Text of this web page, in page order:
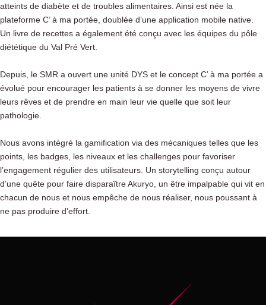
atteints de diabète et de troubles alimentaires. Ainsi est née la
plateforme C’ à ma portée, doublée d’une application mobile native.
Un livre de recettes a également été conçu avec les équipes du pôle
diététique du Val Pré Vert.
Depuis, le SMR a ouvert une unité DYS et le concept C’ à ma portée a
évolué pour encourager les patients à se donner les moyens de vivre
leurs rêves et de prendre en main leur vie quelle que soit leur
pathologie.
Nous avons intégré la gamification via des mécaniques telles que les
points, les badges, les niveaux et les challenges pour favoriser
l’engagement régulier des utilisateurs. Un storytelling conçu autour
d’une quête pour faire disparaître Akuryo, un être impalpable qui vit en
chacun de nous et nous empêche de nous réaliser, nous poussant à
ne pas produire d’effort.